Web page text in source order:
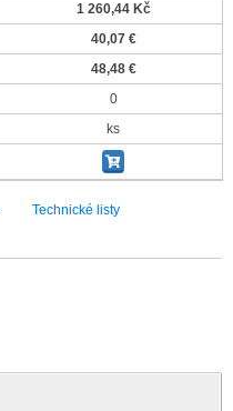
1 260,44 Kč
40,07 €
48,48 €
0
ks
Technické listy